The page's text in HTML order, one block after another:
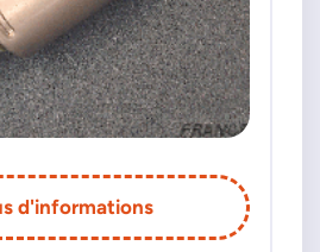
d'informations